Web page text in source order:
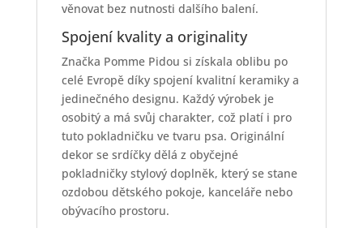
věnovat bez nutnosti dalšího balení.
Spojení kvality a originality
Značka Pomme Pidou si získala oblibu po
celé Evropě díky spojení kvalitní keramiky a
jedinečného designu. Každý výrobek je
osobitý a má svůj charakter, což platí i pro
tuto pokladničku ve tvaru psa. Originální
dekor se srdíčky dělá z obyčejné
pokladničky stylový doplněk, který se stane
ozdobou dětského pokoje, kanceláře nebo
obývacího prostoru.